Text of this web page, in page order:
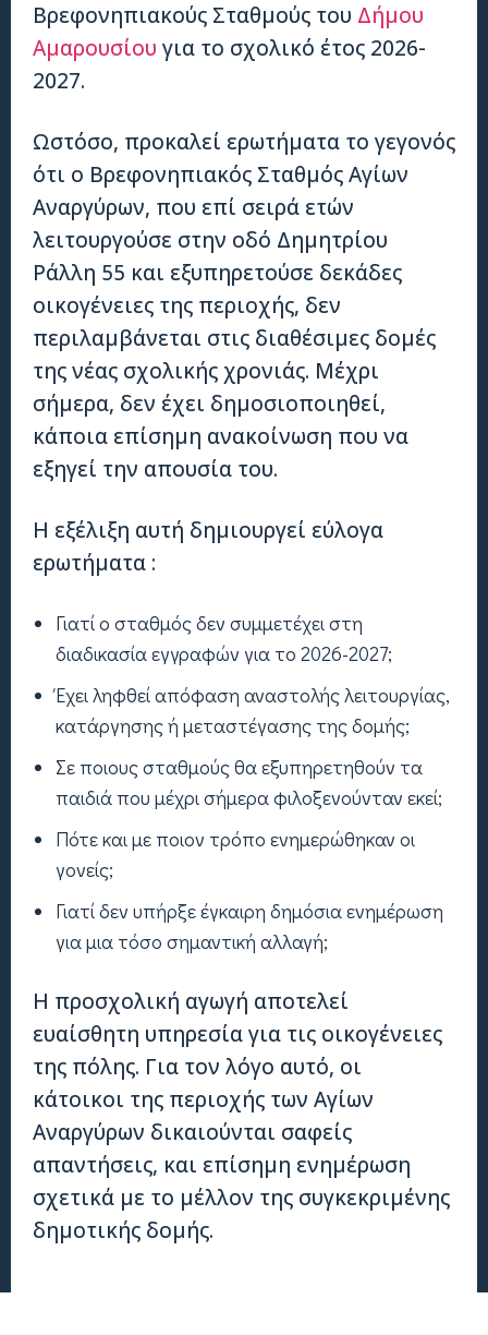
Βρεφονηπιακούς Σταθμούς του Δήμου
Αμαρουσίου για το σχολικό έτος 2026-
2027.
Ωστόσο, προκαλεί ερωτήματα το γεγονός
ότι ο Βρεφονηπιακός Σταθμός Αγίων
Αναργύρων, που επί σειρά ετών
λειτουργούσε στην οδό Δημητρίου
Ράλλη 55 και εξυπηρετούσε δεκάδες
οικογένειες της περιοχής, δεν
περιλαμβάνεται στις διαθέσιμες δομές
της νέας σχολικής χρονιάς. Μέχρι
σήμερα, δεν έχει δημοσιοποιηθεί,
κάποια επίσημη ανακοίνωση που να
εξηγεί την απουσία του.
Η εξέλιξη αυτή δημιουργεί εύλογα
ερωτήματα :
Γιατί ο σταθμός δεν συμμετέχει στη
διαδικασία εγγραφών για το 2026-2027;
Έχει ληφθεί απόφαση αναστολής λειτουργίας,
κατάργησης ή μεταστέγασης της δομής;
Σε ποιους σταθμούς θα εξυπηρετηθούν τα
παιδιά που μέχρι σήμερα φιλοξενούνταν εκεί;
Πότε και με ποιον τρόπο ενημερώθηκαν οι
γονείς;
Γιατί δεν υπήρξε έγκαιρη δημόσια ενημέρωση
για μια τόσο σημαντική αλλαγή;
Η προσχολική αγωγή αποτελεί
ευαίσθητη υπηρεσία για τις οικογένειες
της πόλης. Για τον λόγο αυτό, οι
κάτοικοι της περιοχής των Αγίων
Αναργύρων δικαιούνται σαφείς
απαντήσεις, και επίσημη ενημέρωση
σχετικά με το μέλλον της συγκεκριμένης
δημοτικής δομής.